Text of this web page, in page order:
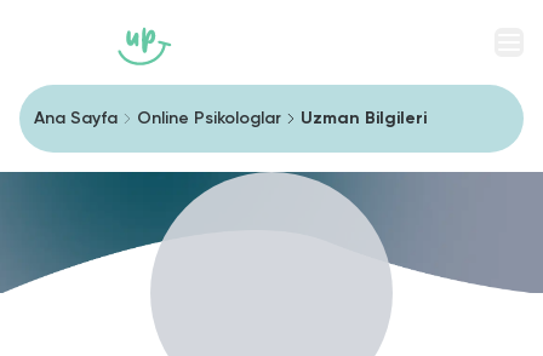
Ana Sayfa Online Psikologlar Uzman Bilgileri